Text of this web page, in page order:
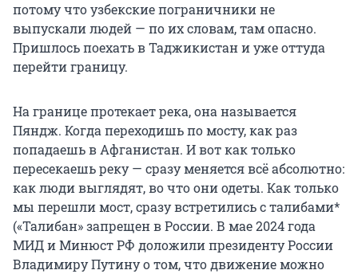
потому что узбекские пограничники не
выпускали людей — по их словам, там опасно.
Пришлось поехать в Таджикистан и уже оттуда
перейти границу.
На границе протекает река, она называется
Пяндж. Когда переходишь по мосту, как раз
попадаешь в Афганистан. И вот как только
пересекаешь реку — сразу меняется всё абсолютно:
как люди выглядят, во что они одеты. Как только
мы перешли мост, сразу встретились с талибами*
(«Талибан» запрещен в России. В мае 2024 года
МИД и Минюст РФ доложили президенту России
Владимиру Путину о том, что движение можно